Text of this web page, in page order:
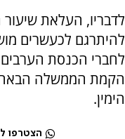
לדבריו, העלאת
להיתרגם לכעשרים
לחברי הכנסת
הקמת הממשלה
הימין.
הצטרפו